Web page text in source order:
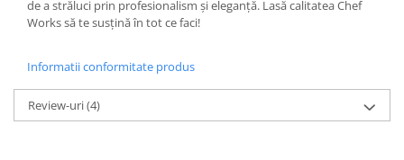
de a străluci prin profesionalism și eleganță. Lasă calitatea Chef
Works să te susțină în tot ce faci!
Informatii conformitate produs
Review-uri(4)